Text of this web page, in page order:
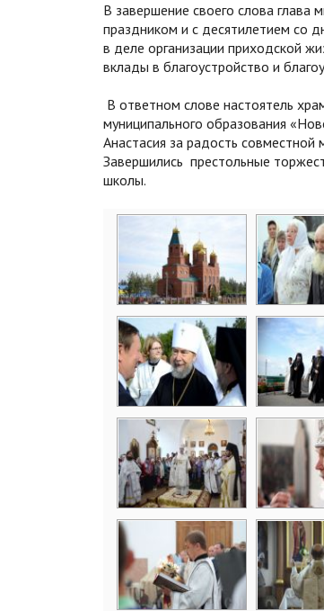
В завершение своего слова глава
праздником и с десятилетием со
в деле организации приходской
вклады в благоустройство и
В ответном слове настоятель
муниципального образования
Анастасия за радость
Завершились престольные
школы.